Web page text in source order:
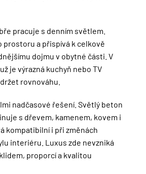
pracuje s denním světlem.
prostoru a přispívá k celkově
dojmu v obytné části. V
je výrazná kuchyň nebo TV
rovnováhu.
nadčasové řešení. Světlý beton
s dřevem, kamenem, kovem i
kompatibilní i při změnách
interiéru. Luxus zde nevzniká
proporcí a kvalitou